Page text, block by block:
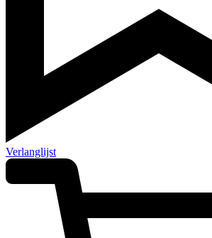
Verlanglijst